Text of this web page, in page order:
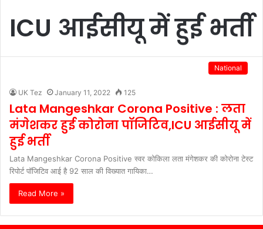
ICU आईसीयू में हुई भर्ती
National
UK Tez January 11, 2022 125
Lata Mangeshkar Corona Positive : लता
मंगेशकर हुई कोरोना पॉजिटिव,ICU आईसीयू में
हुई भर्ती
Lata Mangeshkar Corona Positive स्वर कोकिला लता मंगेशकर की कोरोना टेस्ट
रिपोर्ट पॉजिटिव आई है 92 साल की विख्यात गायिका…
Read More »